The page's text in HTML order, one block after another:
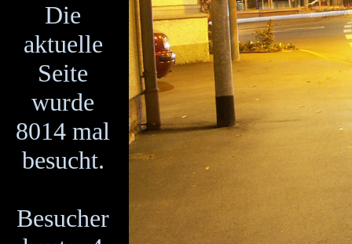
Die
aktuelle
Seite
wurde
8014 mal
besucht.
Besucher